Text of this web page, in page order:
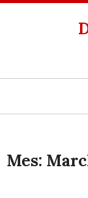
Mes: